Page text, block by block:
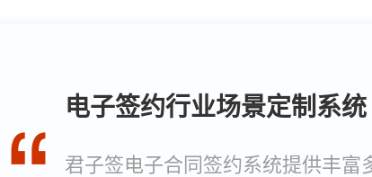
电子签约行业场景定制系统
君子签电子合同签约系统提供丰